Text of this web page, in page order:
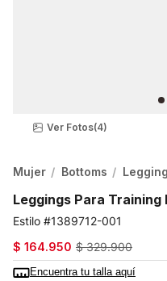
Ver Fotos(4)
Mujer Bottoms
Leggings Para
1389712-001
$ 164.950 $ 329.900
Encuentra tu talla aquí